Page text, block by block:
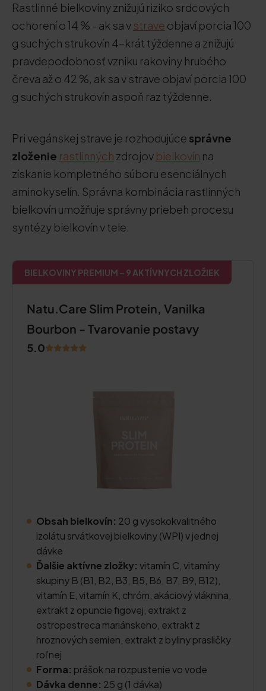
Rastlinné bielkoviny znižujú riziko srdcových
ochorení o 14 % - ak sa v strave objaví porcia 100
g suchých strukovín 4-krát týždenne a znižujú
pravdepodobnosť vzniku rakoviny hrubého
čreva až o 42 %, ak sa v strave objaví porcia 100
g suchých strukovín aspoň raz týždenne.
Pri vegánskej strave je rozhodujúce správne
zloženie rastlinných zdrojov bielkovín na
získanie kompletného súboru esenciálnych
aminokyselín. Správna kombinácia rastlinných
bielkovín umožňuje správny priebeh procesu
syntézy bielkovín v tele.
BIELKOVINY PREMIUM – 9 AKTÍVNYCH ZLOŽIEK
Natu.Care Slim Protein, Vanilka
Bourbon - Tvarovanie postavy
5.0
Obsah bielkovín: 20 g vysokokvalitného
izolátu srvátkovej bielkoviny (WPI) v jednej
dávke
Ďalšie aktívne zložky: vitamín C, vitamíny
skupiny B (B1, B2, B3, B5, B6, B7, B9, B12),
vitamín E, vitamín K, chróm, akáciový vláknina,
extrakt z opuncie figovej, extrakt z
ostropestreca mariánskeho, extrakt z
hroznových semien, extrakt z byliny prasličky
roľnej
Forma: prášok na rozpustenie vo vode
Dávka denne: 25 g (1 dávka)